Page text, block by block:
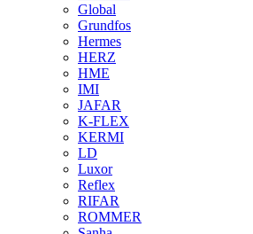
Global
Grundfos
Hermes
HERZ
HME
IMI
JAFAR
K-FLEX
KERMI
LD
Luxor
Reflex
RIFAR
ROMMER